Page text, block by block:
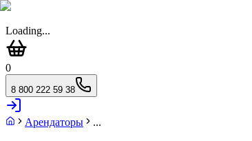
Loading...
0
8 800 222 59 38
Арендаторы ...